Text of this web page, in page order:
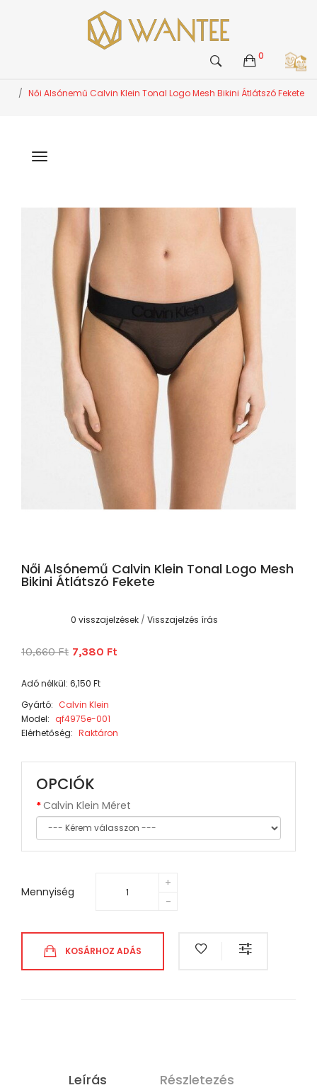
0
Női Alsónemű Calvin Klein Tonal Logo Mesh Bikini Átlátszó Fekete
Női Alsónemű Calvin Klein Tonal Logo Mesh
Bikini Átlátszó Fekete
0 visszajelzések / Visszajelzés írás
10,660 Ft 7,380 Ft
Adó nélkül: 6,150 Ft
Gyártó: Calvin Klein
Model: qf4975e-001
Elérhetőség: Raktáron
OPCIÓK
Calvin Klein Méret
Mennyiség
KOSÁRHOZ ADÁS
Leírás
Részletezés